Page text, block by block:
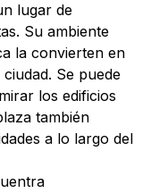
lugar de
Su ambiente
la convierten en
Se puede
los edificios
también
a lo largo del